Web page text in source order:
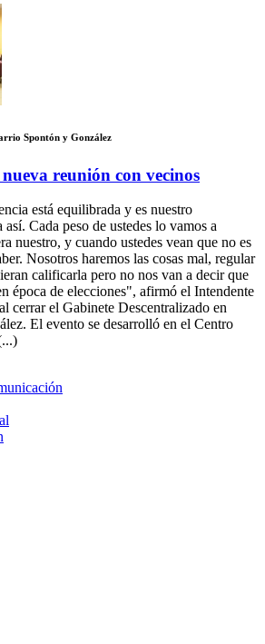
Spontón y González
reunión con vecinos
está equilibrada y es nuestro
Cada peso de ustedes lo vamos a
nuestro, y cuando ustedes vean que no es
Nosotros haremos las cosas mal, regular
calificarla pero no nos van a decir que
época de elecciones", afirmó el Intendente
cerrar el Gabinete Descentralizado en
El evento se desarrolló en el Centro